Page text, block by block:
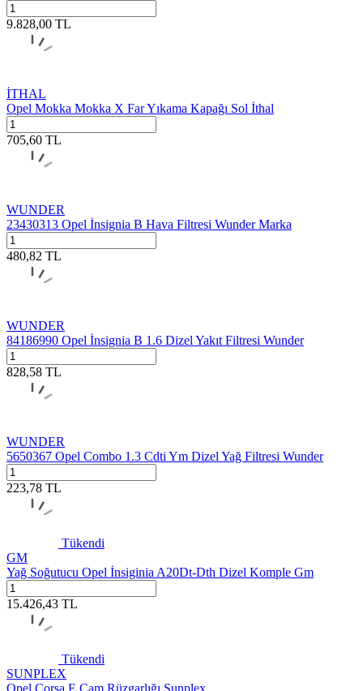
9.828,00 TL
İTHAL
Opel Mokka Mokka X Far Yıkama Kapağı Sol İthal
705,60 TL
WUNDER
23430313 Opel İnsignia B Hava Filtresi Wunder Marka
480,82 TL
WUNDER
84186990 Opel İnsignia B 1.6 Dizel Yakıt Filtresi Wunder
828,58 TL
WUNDER
5650367 Opel Combo 1.3 Cdti Ym Dizel Yağ Filtresi Wunder
223,78 TL
Tükendi
GM
Yağ Soğutucu Opel İnsiginia A20Dt-Dth Dizel Komple Gm
15.426,43 TL
Tükendi
SUNPLEX
Opel Corsa E Cam Rüzgarlığı Sunplex